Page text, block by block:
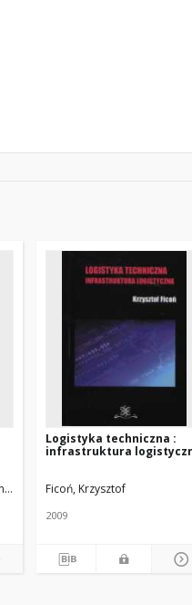
Andrzej
Logistyka techniczna :
infrastruktura
Ficoń, Krzysztof
2009